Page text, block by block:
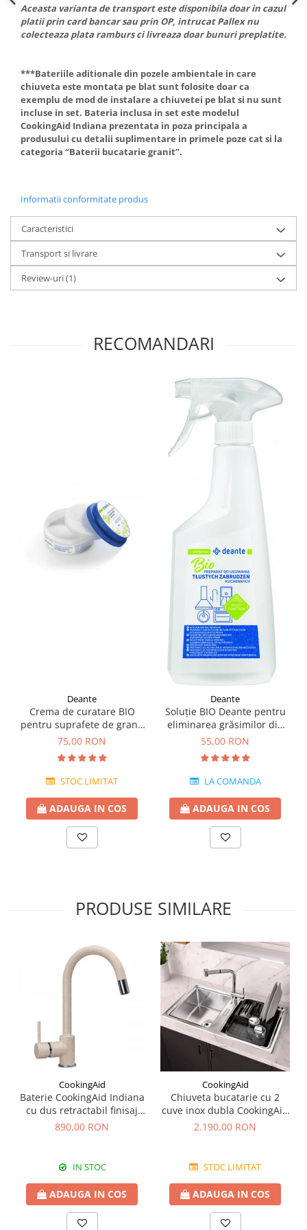
Aceasta varianta de transport este disponibila doar in cazul
platii prin card bancar sau prin OP, intrucat Pallex nu
colecteaza plata ramburs ci livreaza doar bunuri preplatite.
***Bateriile aditionale din pozele ambientale in care
chiuveta este montata pe blat sunt folosite doar ca
exemplu de mod de instalare a chiuvetei pe blat si nu sunt
incluse in set. Bateria inclusa in set este modelul
CookingAid Indiana prezentata in poza principala a
produsului cu detalii suplimentare in primele poze cat si la
categoria “Baterii bucatarie granit”.
Informatii conformitate produs
Caracteristici
Transport si livrare
Review-uri(1)
RECOMANDARI
Deante
Crema de curatare BIO
pentru suprafete de granit
Deante 250 ml
75,00 RON
STOC LIMITAT
ADAUGA IN COS
Deante
Soluție BIO Deante pentru
eliminarea grăsimilor din
bucătărie -chiuvete
granit,ceramica si inox
55,00 RON
LA COMANDA
ADAUGA IN COS
PRODUSE SIMILARE
CookingAid
Baterie CookingAid Indiana
cu dus retractabil finisaj
granit Bej Pigmentat /
890,00 RON
IN STOC
ADAUGA IN COS
CookingAid
Chiuveta bucatarie cu 2
cuve inox dubla CookingAid
FUSION 86BB
2.190,00 RON
STOC LIMITAT
ADAUGA IN COS